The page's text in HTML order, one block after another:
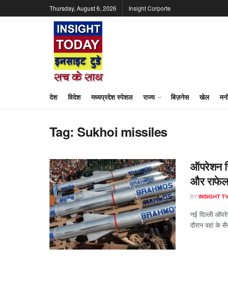
Thursday, August 6, 2026 Insight Corporte
देश विदेश मध्यप्रदेश स्पेशल राज्य बिज़नेस खेल
Tag: Sukhoi missiles
ऑपरेशन
और राफेल
BY INSIGHT
नई दिल्ली
दौरान वहां के